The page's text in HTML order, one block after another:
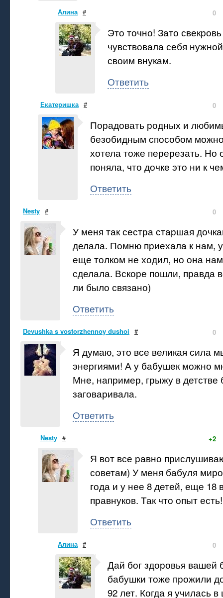
Алина # 0
Это точно! Зато
чувствовала себя
своим внукам.
Ответить
Екатеришка # 0
Порадовать родных и
безобидным способом
хотела тоже перерезать. Но
поняла, что дочке это ни к
Ответить
Nesty # 0
У меня так сестра старшая
делала. Помню приехала к нам,
еще толком не ходил, но она
сделала. Вскоре пошли, правда
ли было связано)
Ответить
Devushka s vostorzhennoy dushoi # 0
Я думаю, это все великая сила
энергиями! А у бабушек можно
Мне, например, грыжу в детстве
заговаривала.
Ответить
Nesty # +2
Я вот все равно
советам) У меня бабуля
года и у нее 8 детей, еще 18
правнуков. Так что опыт есть!
Ответить
Алина # 0
Дай бог здоровья вашей
бабушки тоже прожили
92 лет. Когда я училась